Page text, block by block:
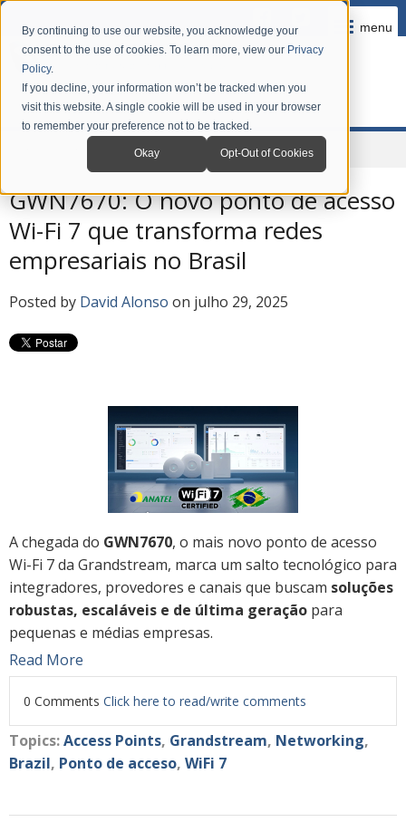
By continuing to use our website, you acknowledge your
consent to the use of cookies. To learn more, view our Privacy
Policy.
If you decline, your information won’t be tracked when you
visit this website. A single cookie will be used in your browser
to remember your preference not to be tracked.
Okay Opt-Out of Cookies
menu
News Grandstream Blog em Português
GWN7670: O novo ponto de acesso
Wi-Fi 7 que transforma redes
empresariais no Brasil
Posted by David Alonso on julho 29, 2025
A chegada do GWN7670, o mais novo ponto de acesso
Wi-Fi 7 da Grandstream, marca um salto tecnológico para
integradores, provedores e canais que buscam soluções
robustas, escaláveis e de última geração para
pequenas e médias empresas.
Read More
0 Comments Click here to read/write comments
Topics:Access Points, Grandstream, Networking,
Brazil, Ponto de acceso, WiFi 7